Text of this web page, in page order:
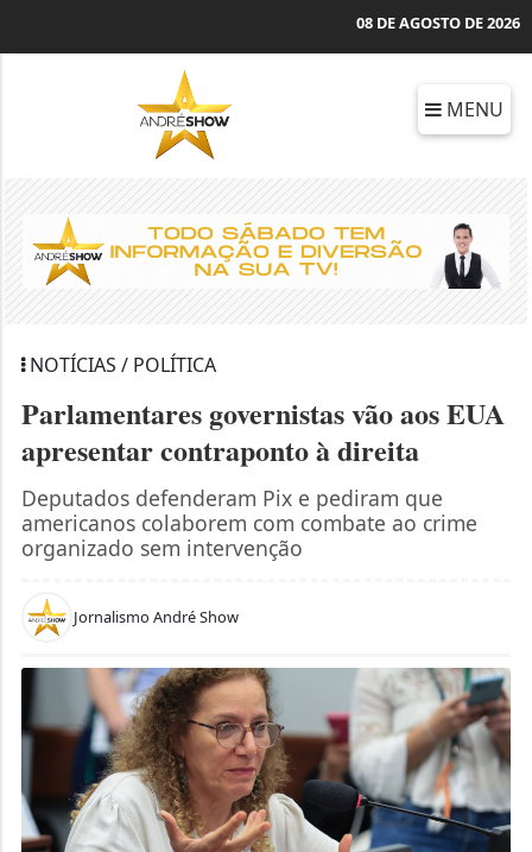
08 DE AGOSTO DE 2026
MENU
NOTÍCIAS / POLÍTICA
Parlamentares governistas vão aos EUA
apresentar contraponto à direita
Deputados defenderam Pix e pediram que
americanos colaborem com combate ao crime
organizado sem intervenção
Jornalismo André Show